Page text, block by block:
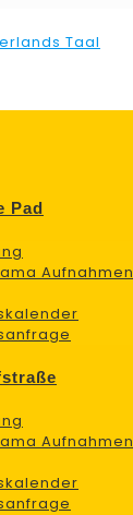
Pad
Aufnahmen
Aufnahmen